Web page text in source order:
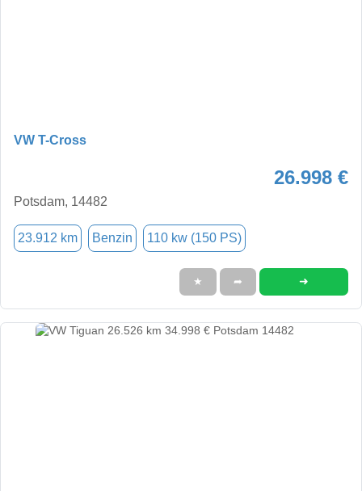
VW T-Cross
26.998 €
Potsdam, 14482
23.912 km Benzin 110 kw (150 PS)
★ ➦ ➜